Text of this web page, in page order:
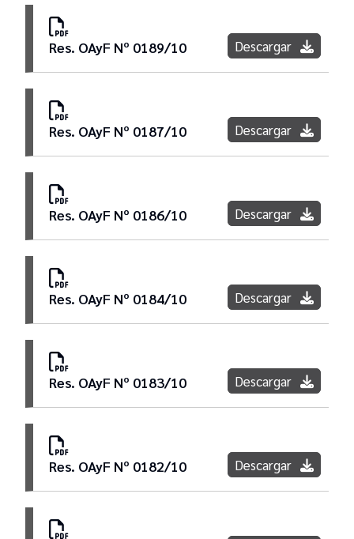
Res. OAyF Nº 0189/10 Descargar
Res. OAyF Nº 0187/10 Descargar
Res. OAyF Nº 0186/10 Descargar
Res. OAyF Nº 0184/10 Descargar
Res. OAyF Nº 0183/10 Descargar
Res. OAyF Nº 0182/10 Descargar